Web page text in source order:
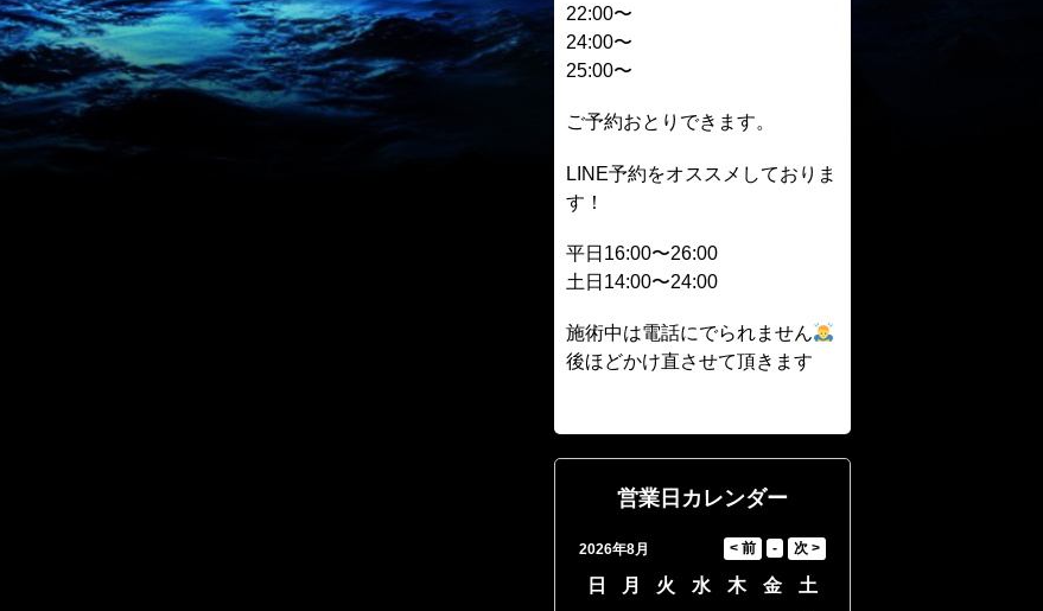
22:00〜
24:00〜
25:00〜
ご予約おとりできます。
LINE予約をオススメしておりま
す！
平日16:00〜26:00
土日14:00〜24:00
施術中は電話にでられません
後ほどかけ直させて頂きます
営業日カレンダー
2026年8月
日 月 火 水 木 金
土